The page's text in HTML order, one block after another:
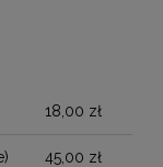
18,00 zł
45,00 zł